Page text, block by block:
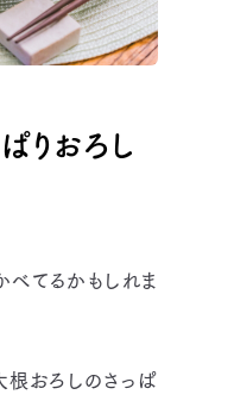
りおろし
てるかもしれま
根おろしのさっぱ